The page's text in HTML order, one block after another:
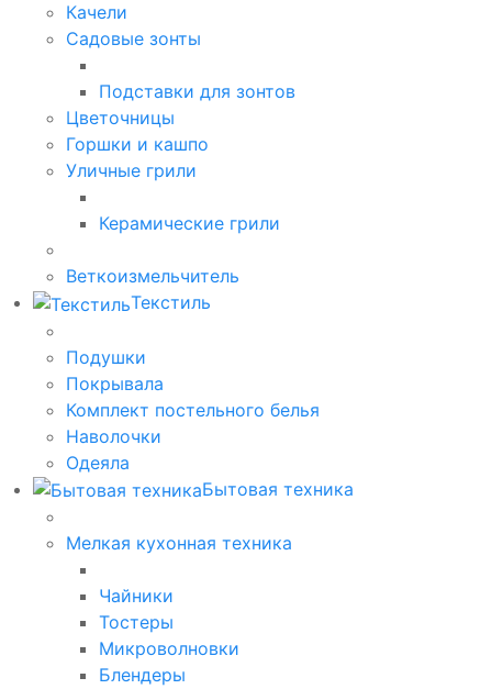
Качели
Садовые зонты
Подставки для зонтов
Цветочницы
Горшки и кашпо
Уличные грили
Керамические грили
Веткоизмельчитель
Текстиль
Подушки
Покрывала
Комплект постельного белья
Наволочки
Одеяла
Бытовая техника
Мелкая кухонная техника
Чайники
Тостеры
Микроволновки
Блендеры